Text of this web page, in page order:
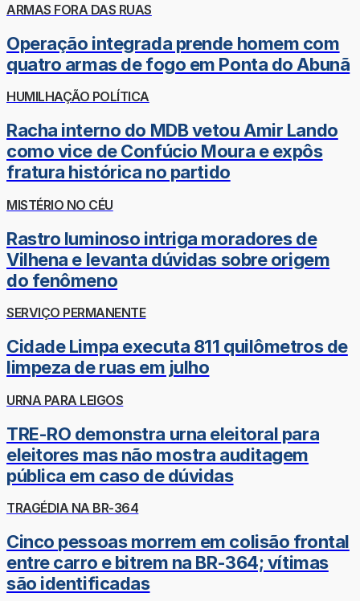
ARMAS FORA DAS RUAS
Operação integrada prende homem com
quatro armas de fogo em Ponta do Abunã
HUMILHAÇÃO POLÍTICA
Racha interno do MDB vetou Amir Lando
como vice de Confúcio Moura e expôs
fratura histórica no partido
MISTÉRIO NO CÉU
Rastro luminoso intriga moradores de
Vilhena e levanta dúvidas sobre origem
do fenômeno
SERVIÇO PERMANENTE
Cidade Limpa executa 811 quilômetros de
limpeza de ruas em julho
URNA PARA LEIGOS
TRE-RO demonstra urna eleitoral para
eleitores mas não mostra auditagem
pública em caso de dúvidas
TRAGÉDIA NA BR-364
Cinco pessoas morrem em colisão frontal
entre carro e bitrem na BR-364; vítimas
são identificadas